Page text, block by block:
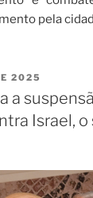
pela
2025
a
Israel, o